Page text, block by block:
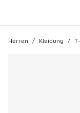
Herren / Kleidung /